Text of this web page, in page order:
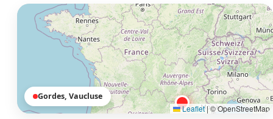
Leaflet |© OpenStreetMap
Gordes, Vaucluse